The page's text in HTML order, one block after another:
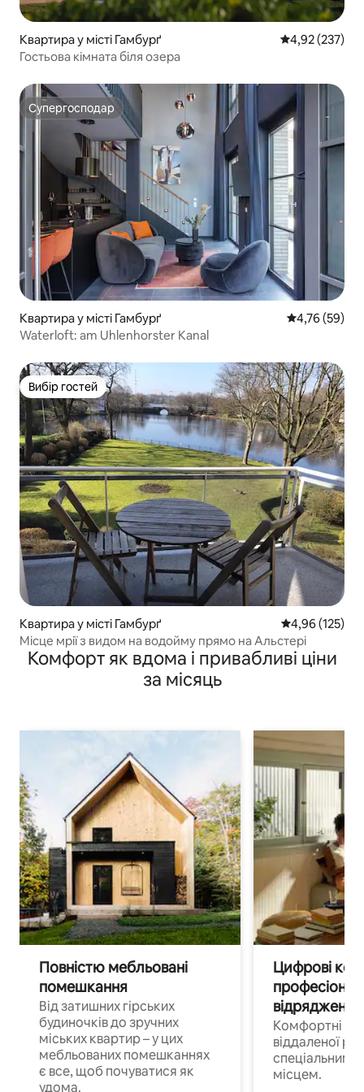
Квартира у місті Гамбурґ Середня
4,92 (237)
Гостьова кімната біля озера
Супергосподар
Супергосподар
Квартира у місті Гамбурґ Середня
4,76 (59)
Waterloft: am Uhlenhorster Kanal
Вибір гостей
Вибір гостей
Квартира у місті Гамбурґ Середня
4,96 (125)
Місце мрії з видом на водойму прямо на Альстері
Комфорт як вдома і привабливі ціни
за місяць
Повністю мебльовані
помешкання
Від затишних гірських
будиночків до зручних
міських квартир – у цих
мебльованих помешканнях
є все, щоб почуватися як
удома.
Цифрові
Комфортні
віддаленої
спеціальним
місцем.